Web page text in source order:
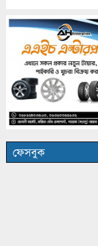
ফেসবুক